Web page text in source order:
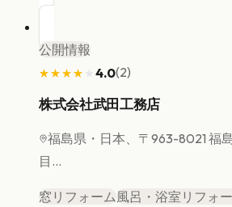
公開情報
★★★★★
★★★★★ 4.0(2)
株式会社武田工務店
福島県 ・日本、〒963-8021 福
目...
窓リフォーム風呂・浴室リフォ